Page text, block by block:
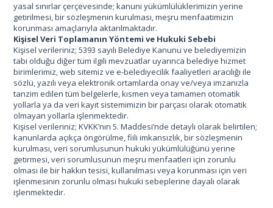
yasal sınırlar çerçevesinde; kanuni yükümlülüklerimizin yerine
getirilmesi, bir sözleşmenin kurulması, meşru menfaatimizin
korunması amaçlarıyla aktarılmaktadır.
Kişisel Veri Toplamanın Yöntemi ve Hukuki Sebebi
Kişisel verileriniz; 5393 sayılı Belediye Kanunu ve belediyemizin
tabi olduğu diğer tüm ilgili mevzuatlar uyarınca belediye hizmet
birimlerimiz, web sitemiz ve e-belediyecilik faaliyetleri aracılığı ile
sözlü, yazılı veya elektronik ortamlarda onay ve/veya imzanızla
tanzim edilen tüm belgelerle, kısmen veya tamamen otomatik
yollarla ya da veri kayıt sistemimizin bir parçası olarak otomatik
olmayan yollarla işlenmektedir.
Kişisel verileriniz; KVKK’nın 5. Maddesi’nde detaylı olarak belirtilen;
kanunlarda açıkça öngörülme, fiili imkansızlık, bir sözleşmenin
kurulması, veri sorumlusunun hukuki yükümlülüğünü yerine
getirmesi, veri sorumlusunun meşru menfaatleri için zorunlu
olması ile bir hakkın tesisi, kullanılması veya korunması için veri
işlenmesinin zorunlu olması hukuki sebeplerine dayalı olarak
işlenmektedir.